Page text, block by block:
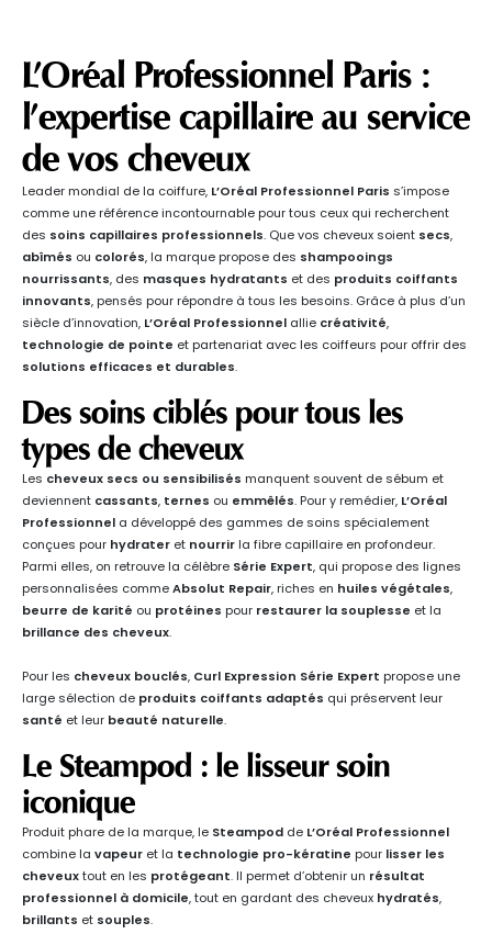
L’Oréal Professionnel Paris :
l’expertise capillaire au service
de vos cheveux
Leader mondial de la coiffure, L’Oréal Professionnel Paris s’impose
comme une référence incontournable pour tous ceux qui recherchent
des soins capillaires professionnels. Que vos cheveux soient secs,
abîmés ou colorés, la marque propose des shampooings
nourrissants, des masques hydratants et des produits coiffants
innovants, pensés pour répondre à tous les besoins. Grâce à plus d’un
siècle d’innovation, L’Oréal Professionnel allie créativité,
technologie de pointe et partenariat avec les coiffeurs pour offrir des
solutions efficaces et durables.
Des soins ciblés pour tous les
types de cheveux
Les cheveux secs ou sensibilisés manquent souvent de sébum et
deviennent cassants, ternes ou emmêlés. Pour y remédier, L’Oréal
Professionnel a développé des gammes de soins spécialement
conçues pour hydrater et nourrir la fibre capillaire en profondeur.
Parmi elles, on retrouve la célèbre Série Expert, qui propose des lignes
personnalisées commeAbsolut Repair, riches en huiles végétales,
beurre de karité ou protéines pour restaurer la souplesse et la
brillance des cheveux.
Pour les cheveux bouclés, Curl Expression Série Expert propose une
large sélection de produits coiffants adaptés qui préservent leur
santé et leur beauté naturelle.
Le Steampod : le lisseur soin
iconique
Produit phare de la marque, le Steampod de L’Oréal Professionnel
combine la vapeur et la technologie pro-kératine pour lisser les
cheveuxtout en les protégeant. Il permet d’obtenir un résultat
professionnel à domicile, tout en gardant des cheveux hydratés,
brillants et souples.